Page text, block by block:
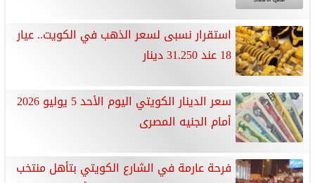
استقرار نسبى لسعر الذهب في الكويت.. عيار
18 عند 31.250 دينار
سعر الدينار الكويتي اليوم الأحد 5 يوليو 2026
أمام الجنيه المصرى
فرحة عارمة في الشارع الكويتي بتأهل منتخب